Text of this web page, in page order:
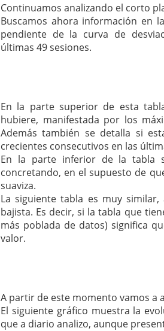
Continuamos analizando el corto
Buscamos ahora información en
pendiente de la curva de
últimas 49 sesiones.
En la parte superior de esta
hubiere, manifestada por los
Además también se detalla si
crecientes consecutivos en las
En la parte inferior de la tabla
concretando, en el supuesto de
suaviza.
La siguiente tabla es muy
bajista. Es decir, si la tabla que
más poblada de datos) significa
valor.
A partir de este momento vamos a
El siguiente gráfico muestra la
que a diario analizo, aunque